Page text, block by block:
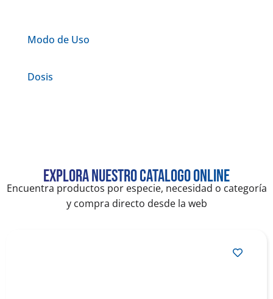
Modo de Uso
Dosis
Explora nuestro catalogo online
Encuentra productos por especie, necesidad o categoría
y compra directo desde la web